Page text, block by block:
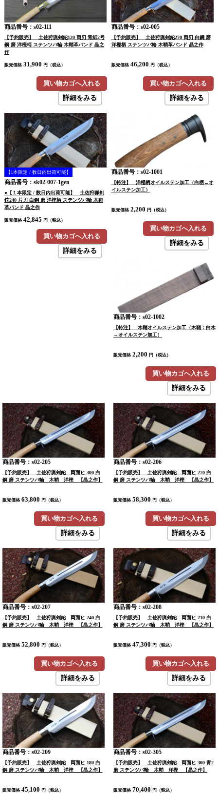
商品番号：s02-111
【予約販売】 土佐狩猟剣鉈120 両刃 青紙2号
鋼 磨 洋樫柄 ステンツバ輪 木鞘革バンド 晶之
作
販売価格 31,900 円（税込）
買い物カゴへ入れる
詳細をみる
商品番号：s02-005
【予約販売】 土佐狩猟剣鉈270 両刃 白鋼 磨
洋樫柄 ステンツバ輪 木鞘革バンド 晶之作
販売価格 46,200 円（税込）
買い物カゴへ入れる
詳細をみる
【1本限定 / 数日内出荷可能】
商品番号：sk02-007-1gen
●【１本限定 / 数日内出荷可能】 土佐狩猟剣
鉈240 片刃 白鋼 磨 洋樫柄 ステンツバ輪 木鞘
革バンド 晶之作
販売価格 42,845 円（税込）
買い物カゴへ入れる
詳細をみる
商品番号：s02-1001
【特注】 洋樫柄オイルステン加工（白柄→オ
イルステン加工）
販売価格 2,200 円（税込）
買い物カゴへ入れる
詳細をみる
商品番号：s02-1002
【特注】 木鞘オイルステン加工（木鞘：白木
→オイルステン加工）
販売価格 2,200 円（税込）
買い物カゴへ入れる
詳細をみる
商品番号：s02-205
【予約販売】 土佐狩猟剣鉈 両面ヒ 300 白
鋼 磨 ステンツバ輪 木鞘 洋樫 【晶之作】
販売価格 63,800 円（税込）
買い物カゴへ入れる
詳細をみる
商品番号：s02-206
【予約販売】 土佐狩猟剣鉈 両面ヒ 270 白
鋼 磨 ステンツバ輪 木鞘 洋樫 【晶之作】
販売価格 58,300 円（税込）
買い物カゴへ入れる
詳細をみる
商品番号：s02-207
【予約販売】 土佐狩猟剣鉈 両面ヒ 240 白
鋼 磨 ステンツバ輪 木鞘 洋樫 【晶之作】
販売価格 52,800 円（税込）
買い物カゴへ入れる
詳細をみる
商品番号：s02-208
【予約販売】 土佐狩猟剣鉈 両面ヒ 210 白
鋼 磨 ステンツバ輪 木鞘 洋樫 【晶之作】
販売価格 47,300 円（税込）
買い物カゴへ入れる
詳細をみる
商品番号：s02-209
【予約販売】 土佐狩猟剣鉈 両面ヒ 180 白
鋼 磨 ステンツバ輪 木鞘 洋樫 【晶之作】
販売価格 45,100 円（税込）
商品番号：s02-305
【予約販売】 土佐狩猟剣鉈 両面ヒ 300 青2
磨 ステンツバ輪 木鞘 洋樫 【晶之作】
販売価格 70,400 円（税込）